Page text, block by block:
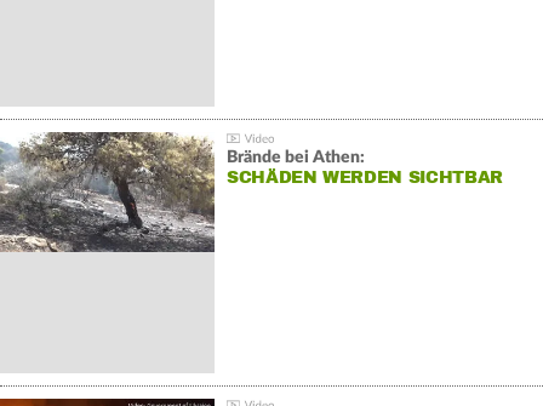
Brände bei Athen:
SCHÄDEN WERDEN SICHTBAR